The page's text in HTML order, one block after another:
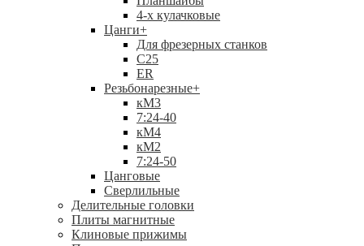
4-х кулачковые
Цанги+
Для фрезерных станков
С25
ER
Резьбонарезные+
кМ3
7:24-40
кМ4
кМ2
7:24-50
Цанговые
Сверлильные
Делительные головки
Плиты магнитные
Клиновые прижимы